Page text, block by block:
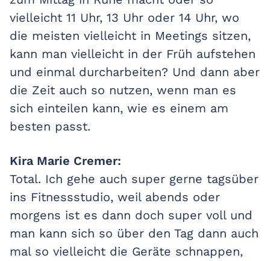
vielleicht 11 Uhr, 13 Uhr oder 14 Uhr, wo
die meisten vielleicht in Meetings sitzen,
kann man vielleicht in der Früh aufstehen
und einmal durcharbeiten? Und dann aber
die Zeit auch so nutzen, wenn man es
sich einteilen kann, wie es einem am
besten passt.
Kira Marie Cremer:
Total. Ich gehe auch super gerne tagsüber
ins Fitnessstudio, weil abends oder
morgens ist es dann doch super voll und
man kann sich so über den Tag dann auch
mal so vielleicht die Geräte schnappen,